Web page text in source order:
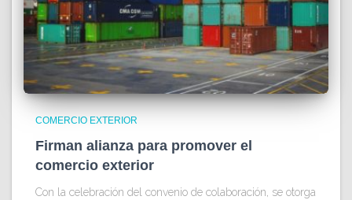
COMERCIO EXTERIOR
Firman alianza para promover el
comercio exterior
Con la celebración del convenio de colaboración, se otorga